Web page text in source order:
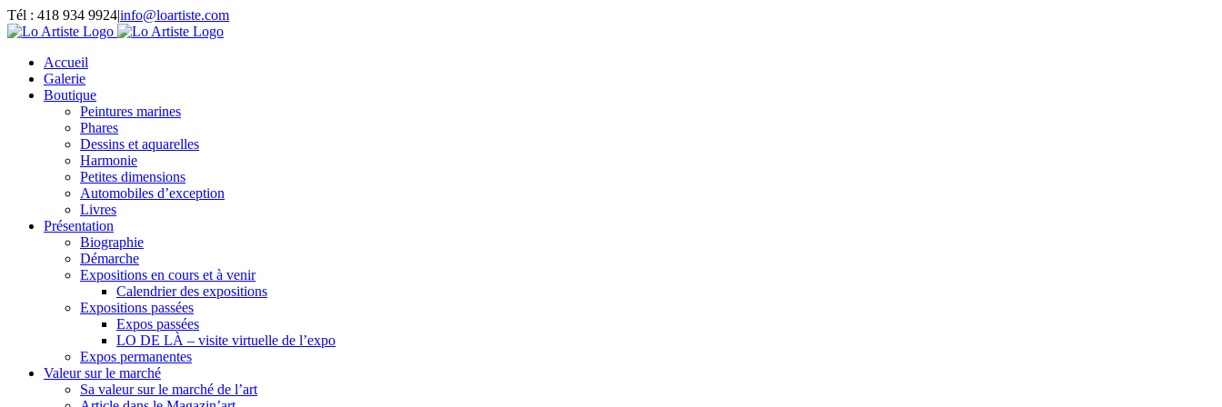
Passer
au
Tél : 418 934 9924|info@loartiste.com
Facebook
Instagram
Email
Pinterest
YouTube
Accueil
Galerie
Boutique
Peintures marines
Phares
Dessins et aquarelles
Harmonie
Petites dimensions
Automobiles d’exception
Livres
Présentation
Biographie
Démarche
Expositions en cours et à venir
Calendrier des expositions
Expositions passées
Expos passées
LO DE LÀ – visite virtuelle de l’expo
Expos permanentes
Valeur sur le marché
Sa valeur sur le marché de l’art